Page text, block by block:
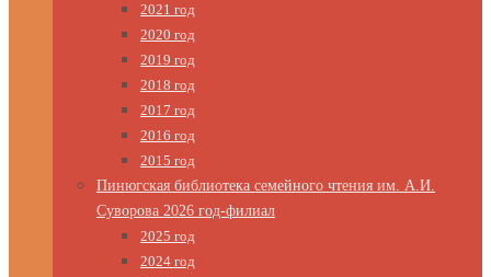
2021 год
2020 год
2019 год
2018 год
2017 год
2016 год
2015 год
Пинюгская библиотека семейного чтения им. А.И.
Суворова 2026 год-филиал
2025 год
2024 год